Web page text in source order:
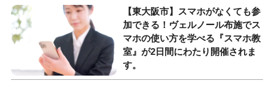
【東大阪市】スマホがなくても参
加できる！ヴェルノール布施でス
マホの使い方を学べる『スマホ教
室』が2日間にわたり開催されま
す。